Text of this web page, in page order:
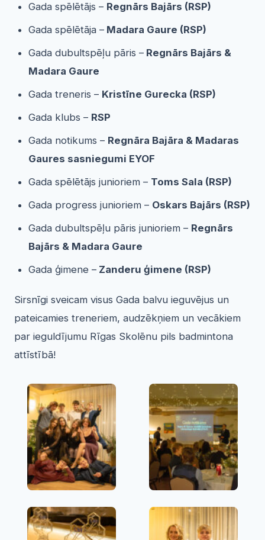
Gada spēlētājs – Regnārs Bajārs (RSP)
Gada spēlētāja – Madara Gaure (RSP)
Gada dubultspēļu pāris – Regnārs Bajārs &
Madara Gaure
Gada treneris – Kristīne Gurecka (RSP)
Gada klubs – RSP
Gada notikums – Regnāra Bajāra & Madaras
Gaures sasniegumi EYOF
Gada spēlētājs junioriem – Toms Sala (RSP)
Gada progress junioriem – Oskars Bajārs (RSP)
Gada dubultspēļu pāris junioriem – Regnārs
Bajārs & Madara Gaure
Gada ģimene – Zanderu ģimene (RSP)
Sirsnīgi sveicam visus Gada balvu ieguvējus un
pateicamies treneriem, audzēkņiem un vecākiem
par ieguldījumu Rīgas Skolēnu pils badmintona
attīstībā!